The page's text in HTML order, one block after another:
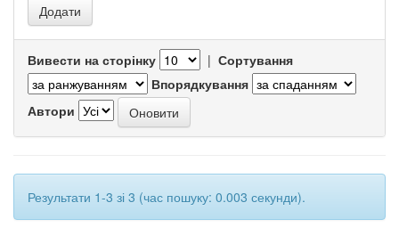
Вивести на сторінку | Сортування
Впорядкування
Автори
Результати 1-3 зі 3 (час пошуку: 0.003 секунди).